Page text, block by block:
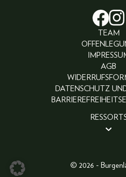
TEAM
AGB
DATENSCHUTZ
FASHION
© 2026 -